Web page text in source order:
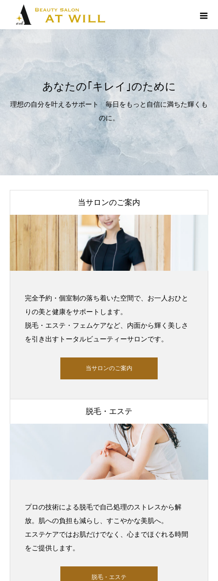
あなたの｢キレイ｣のために
理想の自分を叶えるサポート 毎日をもっと自信に満ちた輝くも
のに。
当サロンのご案内
完全予約・個室制の落ち着いた空間で、お一人おひと
りの美と健康をサポートします。
脱毛・エステ・フェムケアなど、内面から輝く美しさ
を引き出すトータルビューティーサロンです。
当サロンのご案内
脱毛・エステ
プロの技術による脱毛で自己処理のストレスから解
放。肌への負担も減らし、すこやかな美肌へ。
エステケアではお肌だけでなく、心までほぐれる時間
をご提供します。
脱毛・エステ